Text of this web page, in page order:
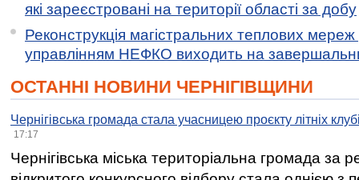
які зареєстровані на території області за добу
Реконструкція магістральних теплових мереж
управлінням НЕФКО виходить на
ОСТАННІ НОВИНИ ЧЕРНІГІВЩИНИ
Чернігівська громада стала учасницею проєкту літніх
17:17
Чернігівська міська територіальна громада за